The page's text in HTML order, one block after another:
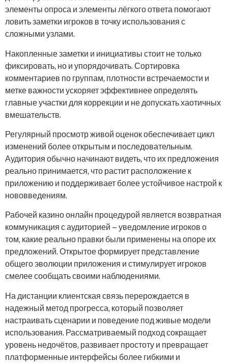
элементы опроса и элементы лёгкого ответа помогают
ловить заметки игроков в точку использования с
сложными узлами.
Накопленные заметки и инициативы стоит не только
фиксировать, но и упорядочивать. Сортировка
комментариев по группам, плотности встречаемости и
метке важности ускоряет эффективнее определять
главные участки для коррекции и не допускать хаотичных
вмешательств.
Регулярный просмотр живой оценок обеспечивает цикл
изменений более открытым и последовательным.
Аудитория обычно начинают видеть, что их предложения
реально принимается, что растит расположение к
приложению и поддерживает более устойчивое настрой к
нововведениям.
Рабочей казино онлайн процедурой является возвратная
коммуникация с аудиторией — уведомление игроков о
том, какие реально правки были применены на опоре их
предложений. Открытое формирует представление
общего эволюции приложения и стимулирует игроков
смелее сообщать своими наблюдениями.
На дистанции клиентская связь перерождается в
надежный метод прогресса, который позволяет
настраивать сценарии и поведение под живые модели
использования. Рассматриваемый подход сокращает
уровень недочётов, развивает простоту и превращает
платформенные интерфейсы более гибкими и